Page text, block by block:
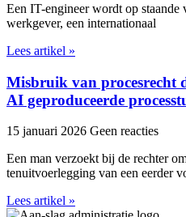
Een IT-engineer wordt op staande
werkgever, een internationaal
Lees artikel »
Misbruik van procesrecht
AI geproduceerde
15 januari 2026 Geen reacties
Een man verzoekt bij de rechter
tenuitvoerlegging van een eerder
Lees artikel »